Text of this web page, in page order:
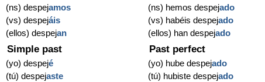
(ns) despejamos
(vs) despejáis
(ellos) despejan
(ns) hemos despejado
(vs) habéis despejado
(ellos) han despejado
Simple past
(yo) despejé
(tú) despejaste
Past perfect
(yo) hube despejado
(tú) hubiste despejado